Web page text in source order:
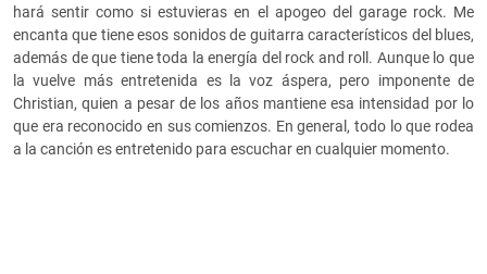
hará sentir como si estuvieras en el apogeo del garage rock. Me
encanta que tiene esos sonidos de guitarra característicos del blues,
además de que tiene toda la energía del rock and roll. Aunque lo que
la vuelve más entretenida es la voz áspera, pero imponente de
Christian, quien a pesar de los años mantiene esa intensidad por lo
que era reconocido en sus comienzos. En general, todo lo que rodea
a la canción es entretenido para escuchar en cualquier momento.